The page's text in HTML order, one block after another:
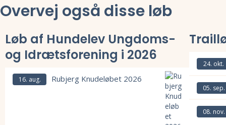
Overvej også disse løb
Løb af Hundelev Ungdoms-
og Idrætsforening i 2026
16. aug. Rubjerg Knudeløbet 2026
24. okt.
05. sep.
08. nov.